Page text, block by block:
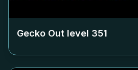
Gecko Out level 351